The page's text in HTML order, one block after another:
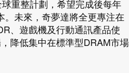
重整計劃，希望完成後每年
。未來，奇夢達將全更專注在
、遊戲機及行動通訊產品使
降低集中在標準型DRAM市場